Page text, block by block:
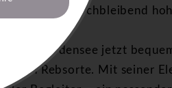
eine gleichbleibend
Bodensee jetzt
Rebsorte. Mit seiner